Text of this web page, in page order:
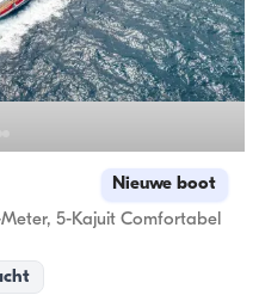
Nieuwe boot
5-Kajuit Comfortabel